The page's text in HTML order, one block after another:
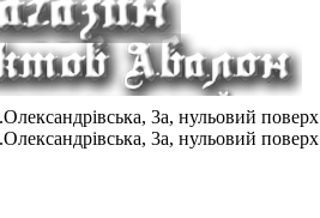
3а, нульовий поверх
3а, нульовий поверх